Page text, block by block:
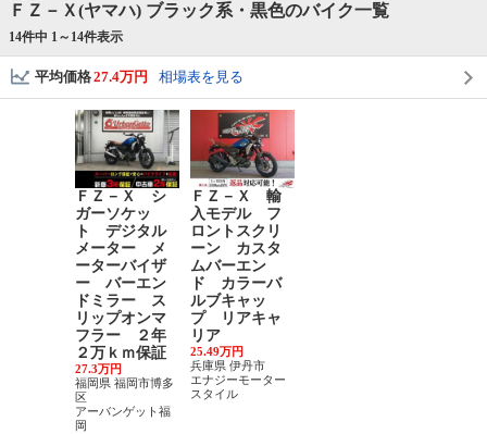
ＦＺ－Ｘ(ヤマハ) ブラック系・黒色のバイク一覧
14件中 1～ 14件表示
平均価格27.4万円 相場表を見る
ＦＺ－Ｘ シ
ガーソケッ
ト デジタル
メーター メ
ーターバイザ
ー バーエン
ドミラー ス
リップオンマ
フラー ２年
２万ｋｍ保証
27.3万円
福岡県 福岡市博多
区
アーバンゲット福
岡
ＦＺ－Ｘ 輸
入モデル フ
ロントスクリ
ーン カスタ
ムバーエン
ド カラーバ
ルブキャッ
プ リアキャ
リア
25.49万円
兵庫県 伊丹市
エナジーモーター
スタイル